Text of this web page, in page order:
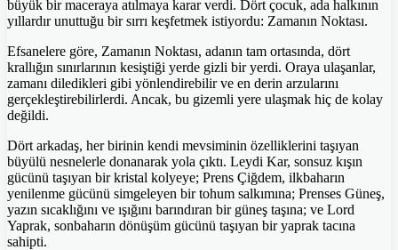
büyük bir maceraya atılmaya karar verdi. Dört çocuk, ada halkının
yıllardır unuttuğu bir sırrı keşfetmek istiyordu: Zamanın Noktası.
Efsanelere göre, Zamanın Noktası, adanın tam ortasında, dört
krallığın sınırlarının kesiştiği yerde gizli bir yerdi. Oraya ulaşanlar,
zamanı diledikleri gibi yönlendirebilir ve en derin arzularını
gerçekleştirebilirlerdi. Ancak, bu gizemli yere ulaşmak hiç de kolay
değildi.
Dört arkadaş, her birinin kendi mevsiminin özelliklerini taşıyan
büyülü nesnelerle donanarak yola çıktı. Leydi Kar, sonsuz kışın
gücünü taşıyan bir kristal kolyeye; Prens Çiğdem, ilkbaharın
yenilenme gücünü simgeleyen bir tohum salkımına; Prenses Güneş,
yazın sıcaklığını ve ışığını barındıran bir güneş taşına; ve Lord
Yaprak, sonbaharın dönüşüm gücünü taşıyan bir yaprak tacına
sahipti.